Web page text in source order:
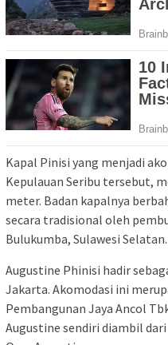
Kapal Pinisi yang menjadi
Kepulauan Seribu tersebut,
meter. Badan kapalnya
secara tradisional oleh
Bulukumba, Sulawesi Selatan.
Augustine Phinisi hadir
Jakarta. Akomodasi ini
Pembangunan Jaya Ancol
Augustine sendiri diambil